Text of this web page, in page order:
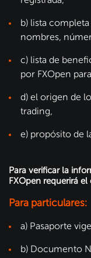
b) lista
nombres,
c) lista de
por FXOpen
d) el origen de
trading,
e) propósito de
Para verificar la
FXOpen requerirá
Para particulares:
a) Pasaporte
b) Documento